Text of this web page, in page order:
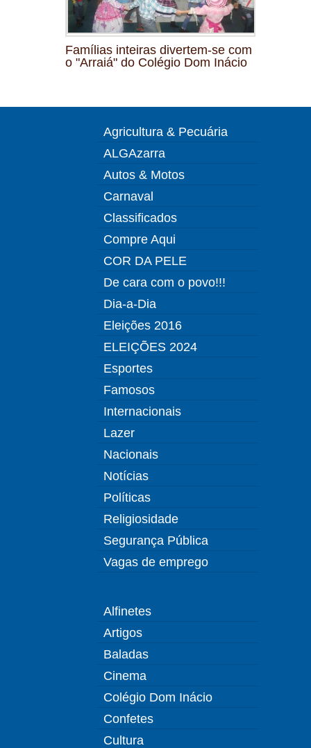
Famílias inteiras divertem-se com
o "Arraiá" do Colégio Dom Inácio
Agricultura & Pecuária
ALGAzarra
Autos & Motos
Carnaval
Classificados
Compre Aqui
COR DA PELE
De cara com o povo!!!
Dia-a-Dia
Eleições 2016
ELEIÇÕES 2024
Esportes
Famosos
Internacionais
Lazer
Nacionais
Notícias
Políticas
Religiosidade
Segurança Pública
Vagas de emprego
Alfinetes
Artigos
Baladas
Cinema
Colégio Dom Inácio
Confetes
Cultura